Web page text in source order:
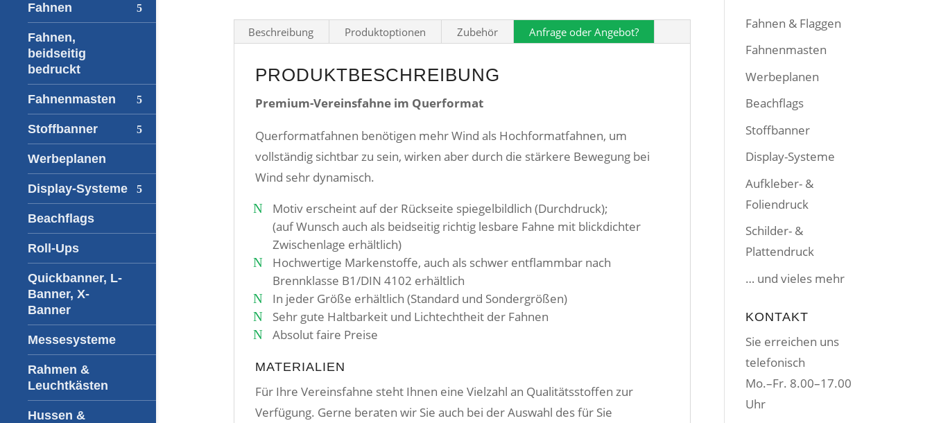
Fahnen
Fahnen,
beidseitig
bedruckt
Fahnenmasten
Stoffbanner
Werbeplanen
Display-Systeme
Beachflags
Roll-Ups
Quickbanner, L-
Banner, X-
Banner
Messesysteme
Rahmen &
Leuchtkästen
Hussen &
Beschreibung Produktoptionen Zubehör Anfrage oder Angebot?
PRODUKTBESCHREIBUNG
Premium-Vereinsfahne im Querformat
Querformatfahnen benötigen mehr Wind als Hochformatfahnen, um
vollständig sichtbar zu sein, wirken aber durch die stärkere Bewegung bei
Wind sehr dynamisch.
Motiv erscheint auf der Rückseite spiegelbildlich (Durchdruck);
(auf Wunsch auch als beidseitig richtig lesbare Fahne mit blickdichter
Zwischenlage erhältlich)
Hochwertige Markenstoffe, auch als schwer entflammbar nach
Brennklasse B1/DIN 4102 erhältlich
In jeder Größe erhältlich (Standard und Sondergrößen)
Sehr gute Haltbarkeit und Lichtechtheit der Fahnen
Absolut faire Preise
MATERIALIEN
Für Ihre Vereinsfahne steht Ihnen eine Vielzahl an Qualitätsstoffen zur
Verfügung. Gerne beraten wir Sie auch bei der Auswahl des für Sie
Fahnen & Flaggen
Fahnenmasten
Werbeplanen
Beachflags
Stoffbanner
Display-Systeme
Aufkleber- &
Foliendruck
Schilder- &
Plattendruck
… und vieles mehr
KONTAKT
Sie erreichen uns
telefonisch
Mo.–Fr. 8.00–17.00
Uhr